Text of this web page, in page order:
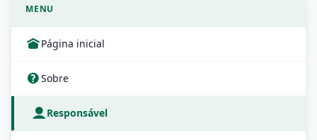
MENU
Página inicial
Sobre
Responsável